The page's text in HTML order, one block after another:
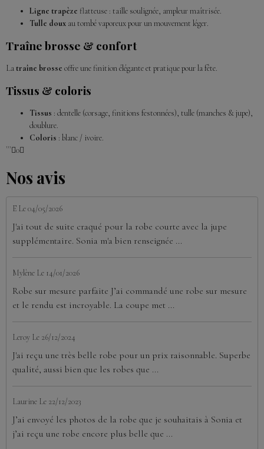
Ligne trapèze flatteuse : taille soulignée, ampleur maîtrisée.
Tulle doux au tombé vaporeux pour un mouvement léger.
Traîne brosse & confort
Latraîne brosse offre une finition élégante et pratique pour la fête.
Tissus & coloris
Tissus : dentelle (corsage, finitions festonnées), tulle (manches & jupe),
doublure.
Coloris : blanc / ivoire.
```0
Nos avis
E Le 04/05/2026
J'ai tout de suite craqué pour la robe courte avec la jupe
supplémentaire. Sonia m'a bien renseignée ...
Mylène Le 14/01/2026
Robe sur mesure parfaite J’ai commandé une robe sur mesure
et le rendu est incroyable. La coupe met ...
Leroy Le 26/12/2024
J'ai reçu une très belle robe pour un prix raisonnable. Superbe
qualité, aussi bien que les robes que ...
Laurine Le 22/12/2023
J’ai envoyé les photos de la robe que je souhaitais à Sonia et
j’ai reçu une robe encore plus belle que ...